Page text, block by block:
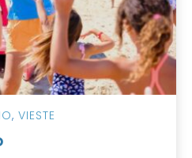
, VIESTE